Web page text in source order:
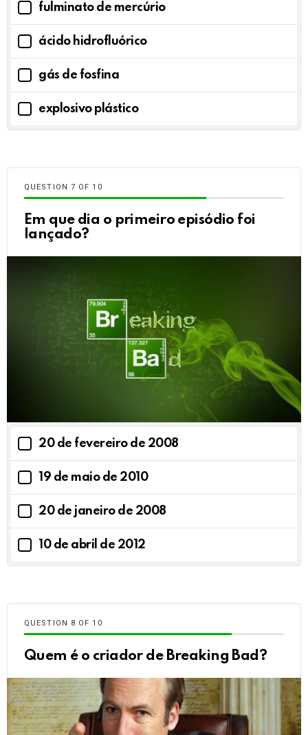
fulminato de mercúrio
ácido hidrofluórico
gás de fosfina
explosivo plástico
QUESTION OF 10
Em que dia o primeiro episódio foi
lançado?
20 de fevereiro de 2008
19 de maio de 2010
20 de janeiro de 2008
10 de abril de 2012
QUESTION OF 10
Quem é o criador de Breaking Bad?